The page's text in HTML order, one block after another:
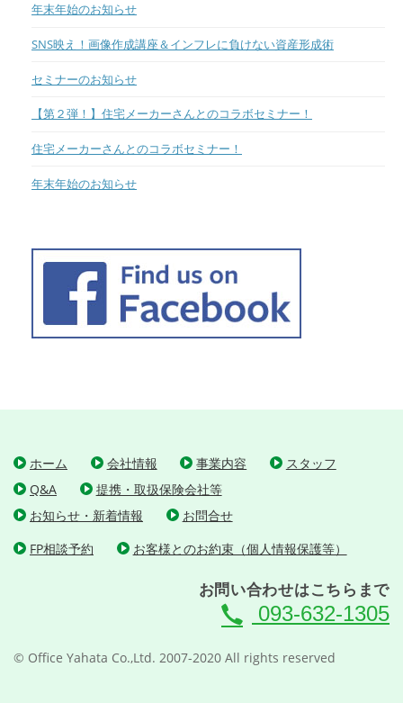
年末年始のお知らせ
SNS映え！画像作成講座＆インフレに負けない資産形成術
セミナーのお知らせ
【第２弾！】住宅メーカーさんとのコラボセミナー！
住宅メーカーさんとのコラボセミナー！
年末年始のお知らせ
ホーム 会社情報 事業内容
スタッフ
Q&A
提携・取扱保険会社等
お知らせ・新着情報
お問合せ
FP相談予約
お客様とのお約束（個人情報保護等）
お問い合わせはこちらまで
093-632-1305
© Office Yahata Co.,Ltd. 2007-2020 All rights reserved